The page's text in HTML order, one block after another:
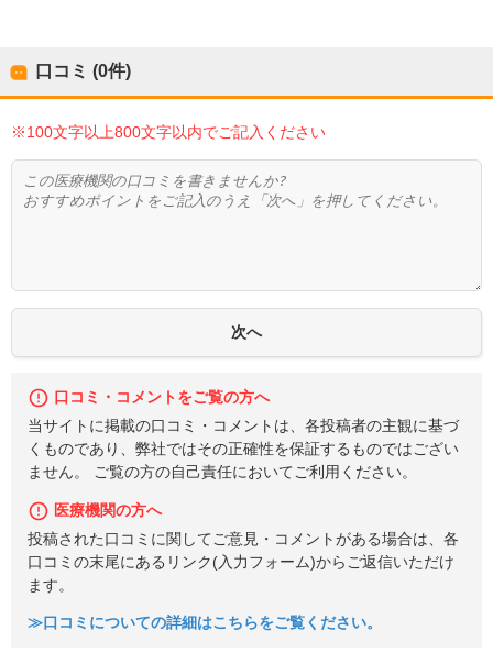
口コミ (0件)
※100文字以上800文字以内でご記入ください
口コミ・コメントをご覧の方へ
当サイトに掲載の口コミ・コメントは、各投稿者の主観に基づ
くものであり、弊社ではその正確性を保証するものではござい
ません。 ご覧の方の自己責任においてご利用ください。
医療機関の方へ
投稿された口コミに関してご意見・コメントがある場合は、各
口コミの末尾にあるリンク(入力フォーム)からご返信いただけ
ます。
≫口コミについての詳細はこちらをご覧ください。